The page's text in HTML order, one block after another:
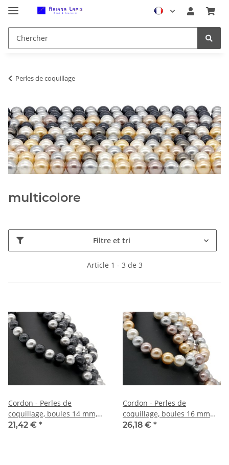
Perles de coquillage
multicolore
Filtre et tri
Article 1 - 3 de 3
Cordon - Perles de
coquillage, boules 14 mm,
anthracite, gris, 41 cm /1211
21,42 € *
Cordon - Perles de
coquillage, boules 16 mm
multicolores, longueur 40
26,18 € *